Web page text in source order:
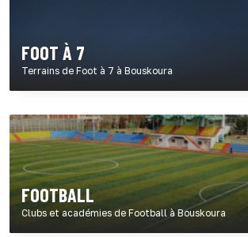
FOOT À 7
Terrains de Foot à 7 à Bouskoura
FOOTBALL
Clubs et académies de Football à Bouskoura